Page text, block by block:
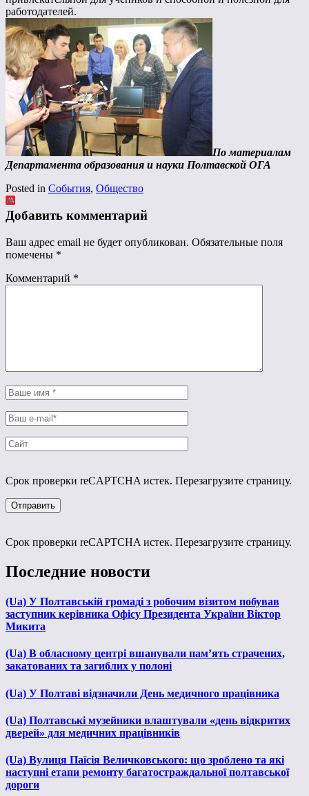
работодателей.
По материалам
Департамента образования и науки Полтавской ОГА
Posted in События, Общество
Добавить комментарий
Ваш адрес email не будет опубликован. Обязательные поля
помечены *
Комментарий *
Срок проверки reCAPTCHA истек. Перезагрузите страницу.
Срок проверки reCAPTCHA истек. Перезагрузите страницу.
Последние новости
(Ua) У Полтавській громаді з робочим візитом побував
заступник керівника Офісу Президента України Віктор
Микита
(Ua) В обласному центрі вшанували пам’ять страчених,
закатованих та загиблих у полоні
(Ua) У Полтаві відзначили День медичного працівника
(Ua) Полтавські музейники влаштували «день відкритих
дверей» для медичних працівників
(Ua) Вулиця Паїсія Величковського: що зроблено та які
наступні етапи ремонту багатостраждальної полтавської
дороги